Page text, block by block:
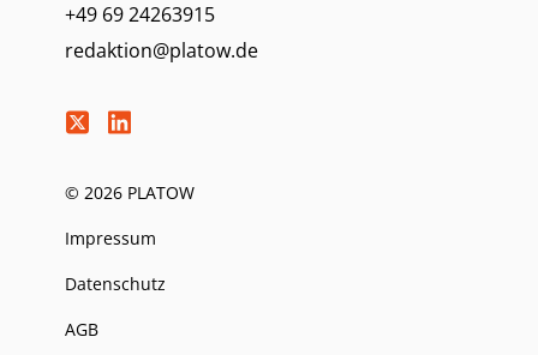
+49 69 24263915
redaktion@platow.de
© 2026 PLATOW
Impressum
Datenschutz
AGB